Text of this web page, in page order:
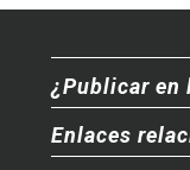
¿Publicar en
Enlaces